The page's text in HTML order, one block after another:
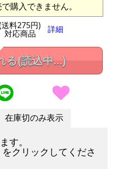
購入できません。
料275円)
対応商品 詳細
る(読込中...)
在庫切のみ表示
す。
をクリックしてくださ